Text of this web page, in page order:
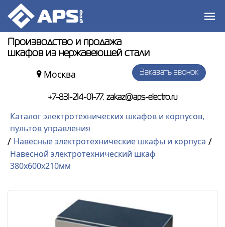
Производство и продажа
шкафов из нержавеющей стали
Москва Заказать звонок
+7-831-214-01-77, zakaz@aps-electro.ru
Каталог электротехнических шкафов и корпусов,
пультов управления
/ Навесные электротехнические шкафы и корпуса /
Навесной электротехнический шкаф
380х600х210мм